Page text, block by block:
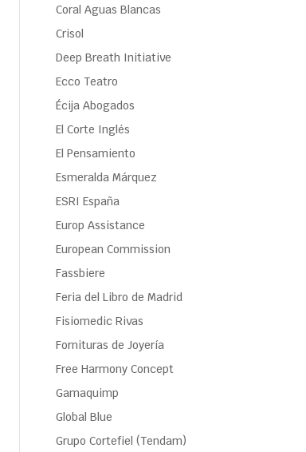
Coral Aguas Blancas
Crisol
Deep Breath Initiative
Ecco Teatro
Écija Abogados
El Corte Inglés
El Pensamiento
Esmeralda Márquez
ESRI España
Europ Assistance
European Commission
Fassbiere
Feria del Libro de Madrid
Fisiomedic Rivas
Fornituras de Joyería
Free Harmony Concept
Gamaquimp
Global Blue
Grupo Cortefiel (Tendam)